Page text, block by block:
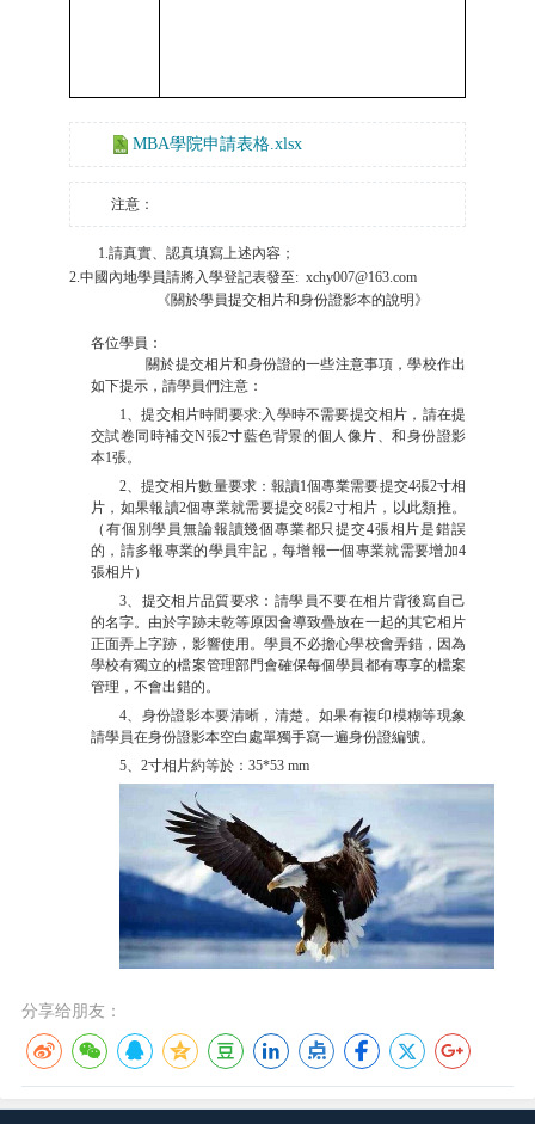
MBA學院申請表格.xlsx
注意：
1.請真實、認真填寫上述內容；
2.中國內地學員請將入學登記表發至: xchy007@163.com
《關於學員提交相片和身份證影本的說明》
各位學員：
關於提交相片和身份證的一些注意事項，學校作出
如下提示，請學員們注意：
1、提交相片時間要求:入學時不需要提交相片，請在提
交試卷同時補交N張2寸藍色背景的個人像片、和身份證影
本1張。
2、提交相片數量要求：報讀1個專業需要提交4張2寸相
片，如果報讀2個專業就需要提交8張2寸相片，以此類推。
（有個別學員無論報讀幾個專業都只提交4張相片是錯誤
的，請多報專業的學員牢記，每增報一個專業就需要增加4
張相片）
3、提交相片品質要求：請學員不要在相片背後寫自己
的名字。由於字跡未乾等原因會導致疊放在一起的其它相片
正面弄上字跡，影響使用。學員不必擔心學校會弄錯，因為
學校有獨立的檔案管理部門會確保每個學員都有專享的檔案
管理，不會出錯的。
4、身份證影本要清晰，清楚。如果有複印模糊等現象
請學員在身份證影本空白處單獨手寫一遍身份證編號。
5、2寸相片約等於：35*53 mm
分享给朋友：